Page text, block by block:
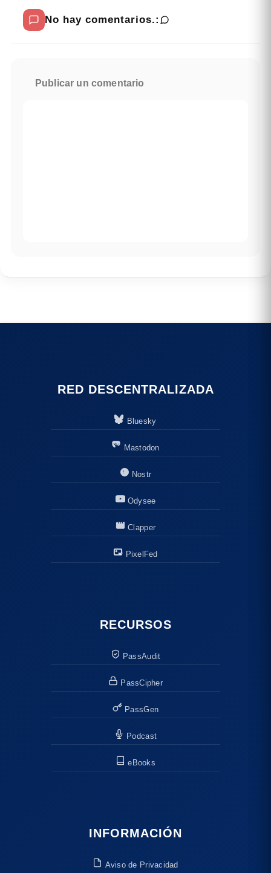
No hay comentarios.:
Publicar un comentario
RED DESCENTRALIZADA
Bluesky
Mastodon
Nostr
Odysee
Clapper
PixelFed
RECURSOS
PassAudit
PassCipher
PassGen
Podcast
eBooks
INFORMACIÓN
Aviso de Privacidad